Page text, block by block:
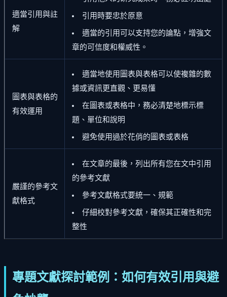
適當引用與註
解
引用時要忠於原意
適當的引用可以支持您的論點，增強文
章的可信度和權威性。
圖表與表格的
有效運用
適當地使用圖表與表格可以使複雜的數
據或資訊更直觀、更易懂
在圖表或表格中，務必清楚地標示標
題、單位和說明
避免使用過於花俏的圖表或表格
嚴謹的參考文
獻格式
在文章的最後，列出所有您在文中引用
的參考文獻
參考文獻格式要統一、規範
仔細校對參考文獻，確保其正確性和完
整性
專題文獻探討範例：如何有效引用與避